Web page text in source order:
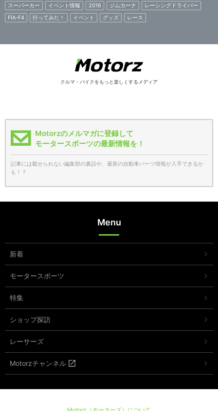
スーパーカー
イベント情報 2016 ジムカーナ
レーシングドライバー
FIA-F4
行ってみた！ イベント グッズ レース
クルマ・バイクをもっと楽しくするメディア
Motorzのメルマガに登録して
モータースポーツの最新情報を！
記事には載せられない編集部の裏話や、最新の自動車パーツ情報が入手できるか
も！？
Menu
新着
モータースポーツ
特集
ショップ探訪
レーサーズ
Motorzチャンネル